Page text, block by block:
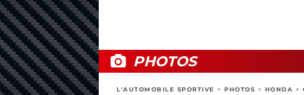
PHOTOS
L'AUTOMOBILE SPORTIVE > PHOTOS > HONDA >